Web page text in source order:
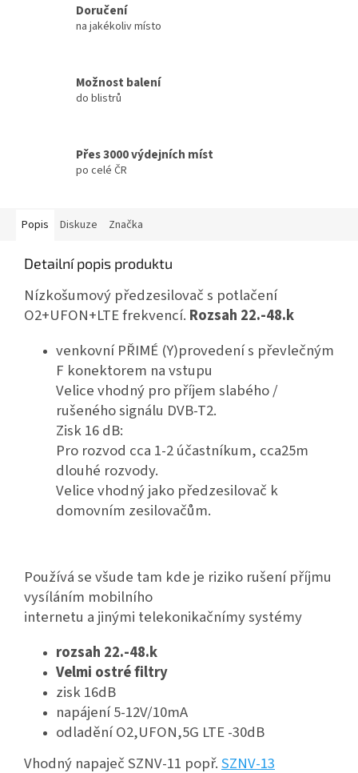
Doručení
na jakékoliv místo
Možnost balení
do blistrů
Přes 3000 výdejních míst
po celé ČR
Popis Diskuze Značka
Detailní popis produktu
Nízkošumový předzesilovač s potlačení
O2+UFON+LTE frekvencí. Rozsah 22.-48.k
venkovníPŘIMÉ (Y)provedení s převlečným
F konektorem na vstupu
Velice vhodný pro příjem slabého /
rušeného signálu DVB-T2.
Zisk 16 dB:
Pro rozvod cca 1-2 účastníkum, cca25m
dlouhé rozvody.
Velice vhodný jako předzesilovač k
domovním zesilovačům.
Používá se všude tam kde je riziko rušení příjmu
vysíláním mobilního
internetu a jinými telekonikačnímy systémy
rozsah 22.-48.k
Velmi ostré filtry
zisk 16dB
napájení 5-12V/10mA
odladění O2,UFON,5G LTE-30dB
Vhodný napaječSZNV-11 popř.SZNV-13